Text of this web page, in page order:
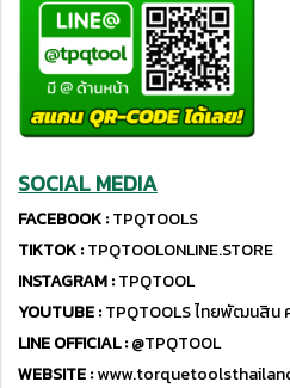
SOCIAL MEDIA
FACEBOOK :TPQTOOLS
TIKTOK :TPQTOOLONLINE.STORE
INSTAGRAM :TPQTOOL
YOUTUBE :TPQTOOLS ไทยพัฒนสิน
LINE OFFICIAL :@TPQTOOL
WEBSITE :